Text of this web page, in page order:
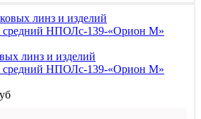
линз и изделий
средний НПОЛс-139-«Орион М»